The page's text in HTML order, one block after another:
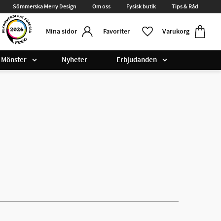
Sömmerska Merry Design Om oss Fysisk butik Tips & Råd
Mina sidor Favoriter Varukorg
Favoriter
Mönster Nyheter Erbjudanden